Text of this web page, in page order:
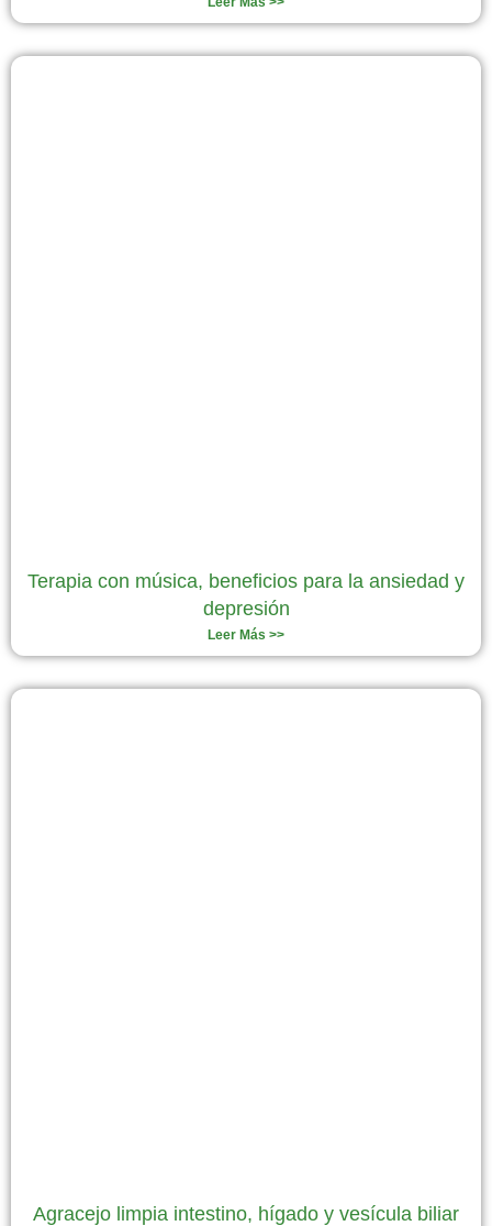
Terapia con música, beneficios para la ansiedad y
depresión
Leer Más >>
Agracejo limpia intestino, hígado y vesícula biliar